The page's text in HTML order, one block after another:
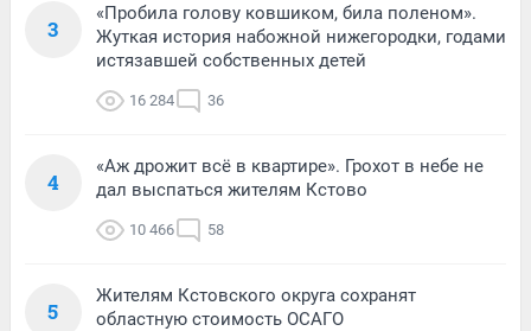
3
«Пробила голову ковшиком, била поленом».
Жуткая история набожной нижегородки, годами
истязавшей собственных детей
16 284 36
4
«Аж дрожит всё в квартире». Грохот в небе не
дал выспаться жителям Кстово
10 466 58
5
Жителям Кстовского округа сохранят
областную стоимость ОСАГО